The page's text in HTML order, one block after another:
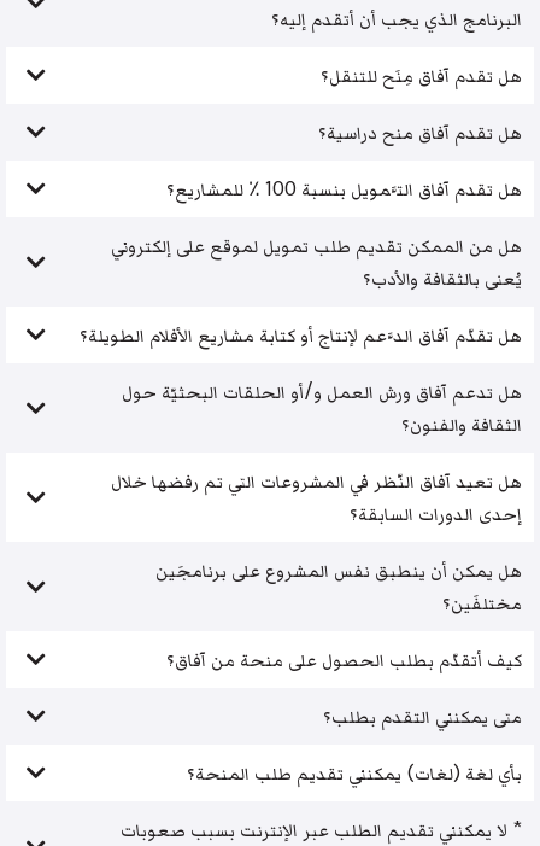
البرنامج الذي يجب أن أتقدم إليه؟
هل تقدم آفاق مِنَح للتنقل؟
هل تقدم آفاق منح دراسية؟
هل تقدم آفاق التَّمويل بنسبة 100 ٪ للمشاريع؟
هل من الممكن تقديم طلب تمويل لموقع على إلكتروني
يُعنى بالثقافة والأدب؟
هل تقدّم آفاق الدَّعم لإنتاج أو كتابة مشاريع الأفلام الطويلة؟
هل تدعم آفاق ورش العمل و/أو الحلقات البحثيّة حول
الثقافة والفنون؟
هل تعيد آفاق النّظر في المشروعات التي تم رفضها خلال
إحدى الدورات السابقة؟
هل يمكن أن ينطبق نفس المشروع على برنامجَين
مختلفَين؟
كيف أتقدّم بطلب الحصول على منحة من آفاق؟
متى يمكنني التقدم بطلب؟
بأي لغة (لغات) يمكنني تقديم طلب المنحة؟
* لا يمكنني تقديم الطلب عبر الإنترنت بسبب صعوبات